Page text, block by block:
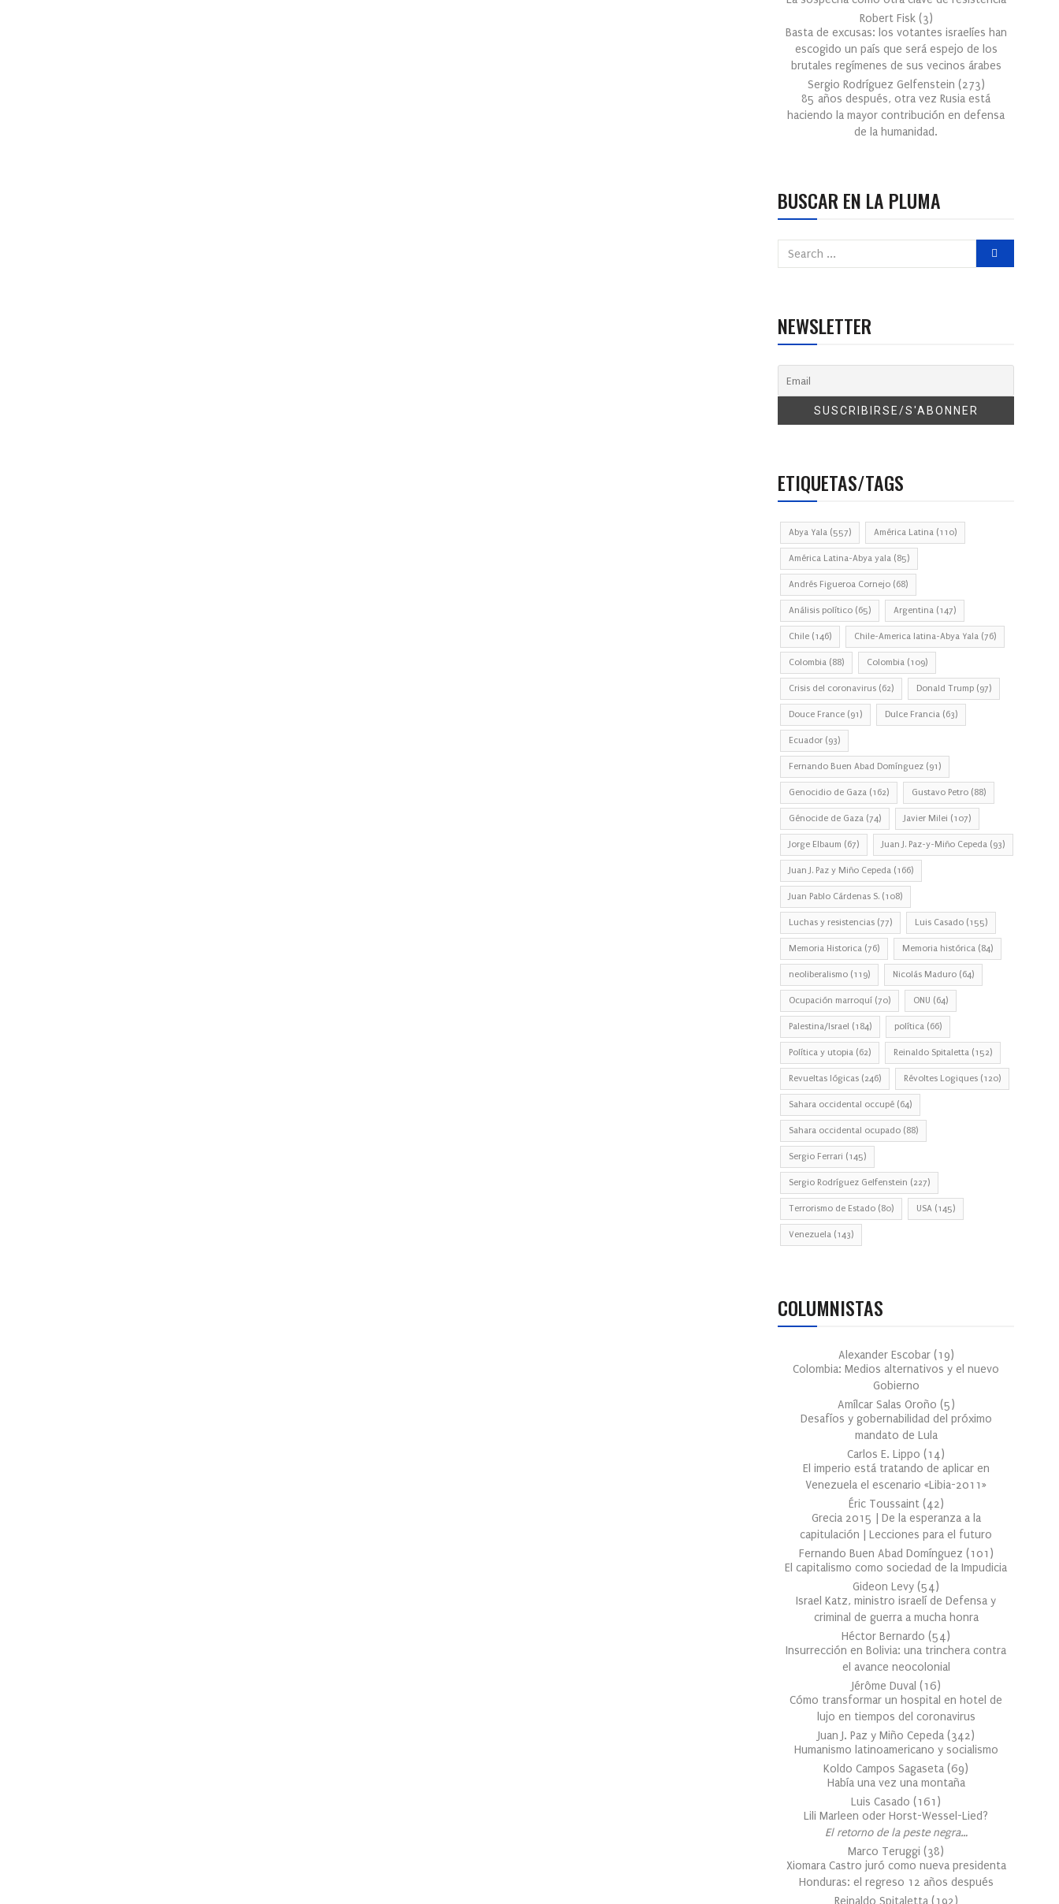
Robert Fisk (3)
Basta de excusas: los votantes israelíes han
escogido un país que será espejo de los
brutales regímenes de sus vecinos árabes
Sergio Rodríguez Gelfenstein (273)
85 años después, otra vez Rusia está
haciendo la mayor contribución en defensa
de la humanidad.
BUSCAR EN LA PLUMA
NEWSLETTER
ETIQUETAS/TAGS
Abya Yala (557) América Latina (110)
América Latina-Abya yala (85)
Andrés Figueroa Cornejo (68)
Análisis político (65) Argentina (147)
Chile (146) Chile-America latina-Abya Yala (76)
Colombia (88) Colombia (109)
Crisis del coronavirus (62) Donald Trump (97)
Douce France (91) Dulce Francia (63)
Ecuador (93)
Fernando Buen Abad Domínguez (91)
Genocidio de Gaza (162) Gustavo Petro (88)
Génocide de Gaza (74) Javier Milei (107)
Jorge Elbaum (67) Juan J. Paz-y-Miño Cepeda (93)
Juan J. Paz y Miño Cepeda (166)
Juan Pablo Cárdenas S. (108)
Luchas y resistencias (77) Luis Casado (155)
Memoria Historica (76) Memoria histórica (84)
neoliberalismo (119) Nicolás Maduro (64)
Ocupación marroquí (70) ONU (64)
Palestina/Israel (184) política (66)
Política y utopia (62) Reinaldo Spitaletta (152)
Revueltas lógicas (246) Révoltes Logiques (120)
Sahara occidental occupé (64)
Sahara occidental ocupado (88)
Sergio Ferrari (145)
Sergio Rodríguez Gelfenstein (227)
Terrorismo de Estado (80) USA (145)
Venezuela (143)
COLUMNISTAS
Alexander Escobar (19)
Colombia: Medios alternativos y el nuevo
Gobierno
Amílcar Salas Oroño (5)
Desafíos y gobernabilidad del próximo
mandato de Lula
Carlos E. Lippo (14)
El imperio está tratando de aplicar en
Venezuela el escenario «Libia-2011»
Éric Toussaint (42)
Grecia 2015 | De la esperanza a la
capitulación | Lecciones para el futuro
Fernando Buen Abad Domínguez (101 )
El capitalismo como sociedad de la Impudicia
Gideon Levy (54)
Israel Katz, ministro israelí de Defensa y
criminal de guerra a mucha honra
Héctor Bernardo (54)
Insurrección en Bolivia: una trinchera contra
el avance neocolonial
Jérôme Duval (16)
Cómo transformar un hospital en hotel de
lujo en tiempos del coronavirus
Juan J. Paz y Miño Cepeda (342)
Humanismo latinoamericano y socialismo
Koldo Campos Sagaseta (69)
Había una vez una montaña
Luis Casado (161 )
Lili Marleen oder Horst-Wessel-Lied?
El retorno de la peste negra…
Marco Teruggi (38)
Xiomara Castro juró como nueva presidenta
Honduras: el regreso 12 años después